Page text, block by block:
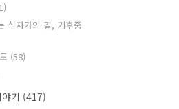
십자가의 길, 기후중
(58)
기 (417)